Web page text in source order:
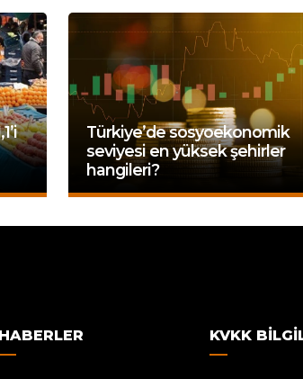
Türkiye’de sosyoekonomik
seviyesi en yüksek şehirler
hangileri?
HABERLER KVKK